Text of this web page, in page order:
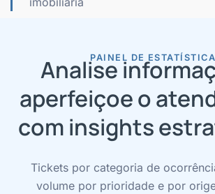
PAINEL DE
Analise
aperfeiçoe o
com insights
Tickets por categoria de
volume por prioridade e por